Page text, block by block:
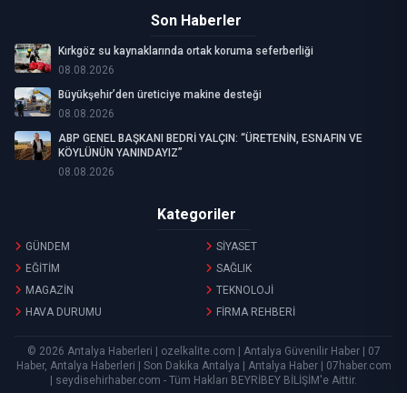
Son Haberler
Kırkgöz su kaynaklarında ortak koruma seferberliği
08.08.2026
Büyükşehir’den üreticiye makine desteği
08.08.2026
ABP GENEL BAŞKANI BEDRİ YALÇIN: “ÜRETENİN, ESNAFIN VE
KÖYLÜNÜN YANINDAYIZ”
08.08.2026
Kategoriler
GÜNDEM
SİYASET
EĞİTİM
SAĞLIK
MAGAZİN
TEKNOLOJİ
HAVA DURUMU
FİRMA REHBERİ
© 2026 Antalya Haberleri | ozelkalite.com | Antalya Güvenilir Haber | 07
Haber, Antalya Haberleri | Son Dakika Antalya | Antalya Haber | 07haber.com
| seydisehirhaber.com - Tüm Hakları BEYRİBEY BİLİŞİM 'e Aittir.